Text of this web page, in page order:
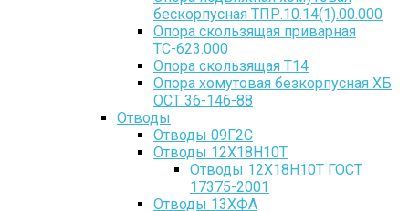
бескорпусная ТПР.10.14(1).00.000
Опора скользящая приварная
ТС-623.000
Опора скользящая Т14
Опора хомутовая безкорпусная ХБ
ОСТ 36-146-88
Отводы
Отводы 09Г2С
Отводы 12Х18Н10Т
Отводы 12Х18Н10Т ГОСТ
17375-2001
Отводы 13ХФА